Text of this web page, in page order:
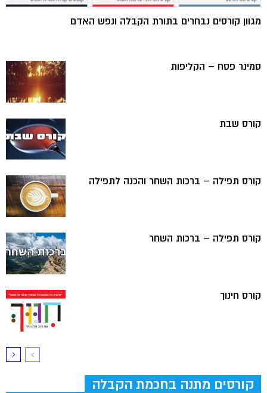
מגוון קורסים נבחרים בתורת הקבלה ונפש האדם
סמינר פסח – הקליפות
קורס שבת
קורס תפילה – ברכות השחר והכנה לתפילה
קורס תפילה – ברכות השחר
קורס חינוך
קורסים מתנה בחכמת הקבלה